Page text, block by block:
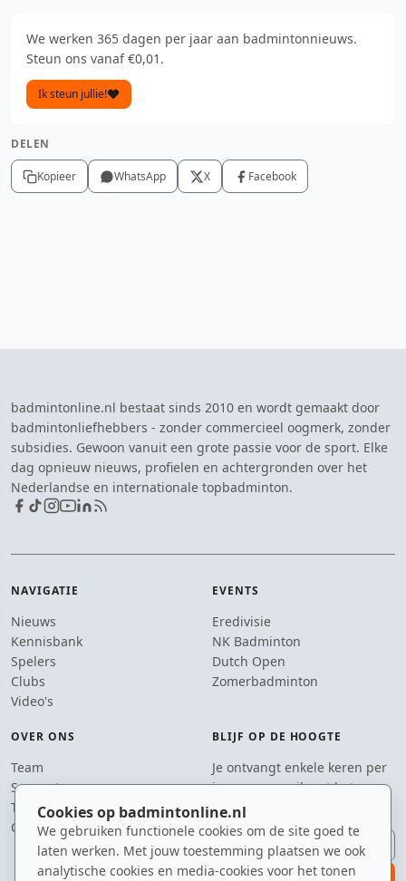
Cookies op badmintonline.nl
We gebruiken functionele cookies om de site goed te
laten werken. Met jouw toestemming plaatsen we ook
analytische cookies en media-cookies voor het tonen
We werken 365 dagen per jaar aan badmintonnieuws.
Steun ons vanaf €0,01.
Ik steun jullie!
DELEN
Kopieer WhatsApp X Facebook
badmintonline.nl bestaat sinds 2010 en wordt gemaakt door
badmintonliefhebbers - zonder commercieel oogmerk, zonder
subsidies. Gewoon vanuit een grote passie voor de sport. Elke
dag opnieuw nieuws, profielen en achtergronden over het
Nederlandse en internationale topbadminton.
NAVIGATIE
Nieuws
Kennisbank
Spelers
Clubs
Video's
EVENTS
Eredivisie
NK Badminton
Dutch Open
Zomerbadminton
OVER ONS
Team
Supporters
Tip de redactie
Contact
BLIJF OP DE HOOGTE
Je ontvangt enkele keren per
jaar een e-mail met het
laatste badmintonnieuws.
E-mailadres